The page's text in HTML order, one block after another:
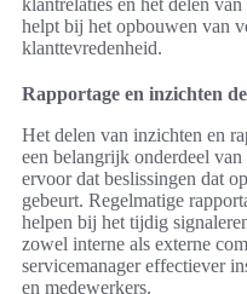
klantrelaties en het delen
helpt bij het opbouwen van
klanttevredenheid.
Rapportage en inzichten
Het delen van inzichten en
een belangrijk onderdeel
ervoor dat beslissingen dat
gebeurt. Regelmatige
helpen bij het tijdig
zowel interne als externe
servicemanager effectiever
en medewerkers.